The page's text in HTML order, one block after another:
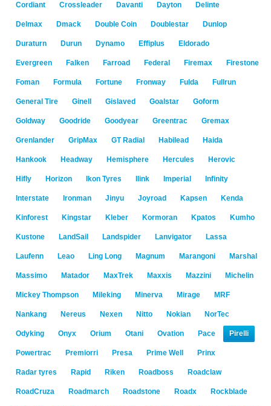
Cordiant Crossleader Davanti Dayton Delinte
Delmax Dmack Double Coin Doublestar Dunlop
Duraturn Durun Dynamo Effiplus Eldorado
Evergreen Falken Farroad Federal Firemax Firestone
Foman Formula Fortune Fronway Fulda Fullrun
General Tire Ginell Gislaved Goalstar Goform
Goldway Goodride Goodyear Greentrac Gremax
Grenlander GripMax GT Radial Habilead Haida
Hankook Headway Hemisphere Hercules Herovic
Hifly Horizon Ikon Tyres Ilink Imperial Infinity
Interstate Ironman Jinyu Joyroad Kapsen Kenda
Kinforest Kingstar Kleber Kormoran Kpatos Kumho
Kustone LandSail Landspider Lanvigator Lassa
Laufenn Leao Ling Long Magnum Marangoni Marshal
Massimo Matador MaxTrek Maxxis Mazzini Michelin
Mickey Thompson Mileking Minerva Mirage MRF
Nankang Nereus Nexen Nitto Nokian NorTec
Odyking Onyx Orium Otani Ovation Pace Pirelli
Powertrac Premiorri Presa Prime Well Prinx
Radar tyres Rapid Riken Roadboss Roadclaw
RoadCruza Roadmarch Roadstone Roadx Rockblade